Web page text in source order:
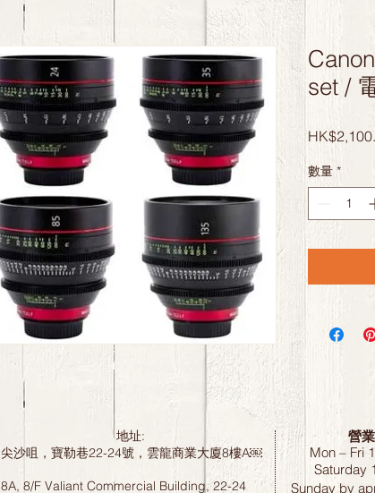
set /
數量 *
地址:
尖沙咀，寶勒巷22-24號，雲龍商業大廈8樓A￼
8A, 8/F Valiant Commercial Building, 22-24
營
Mon – Fri
Saturday
Sunday by